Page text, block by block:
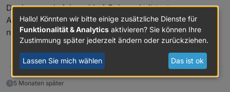
Danke, werde ich mal bei Gelegenheit testen.
Aber was ist das eigentliche Problem? Kann der Typ
nicht mehr geändert werden?
0
5 Monaten später
Hallo! Könnten wir bitte einige zusätzliche Dienste für
Funktionalität & Analytics aktivieren? Sie können Ihre
Zustimmung später jederzeit ändern oder zurückziehen.
Lassen Sie mich wählen Das ist ok